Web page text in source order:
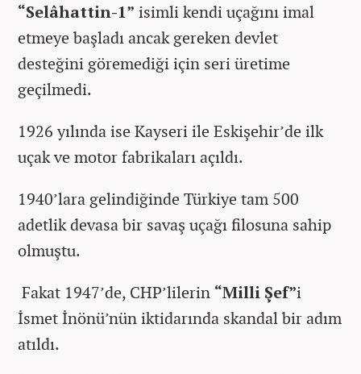
“Selâhattin-1” isimli kendi uçağını imal
etmeye başladı ancak gereken devlet
desteğini göremediği için seri üretime
geçilmedi.
1926 yılında ise Kayseri ile Eskişehir’de ilk
uçak ve motor fabrikaları açıldı.
1940’lara gelindiğinde Türkiye tam 500
adetlik devasa bir savaş uçağı filosuna sahip
olmuştu.
Fakat 1947’de, CHP’lilerin “Milli Şef”i
İsmet İnönü’nün iktidarında skandal bir adım
atıldı.